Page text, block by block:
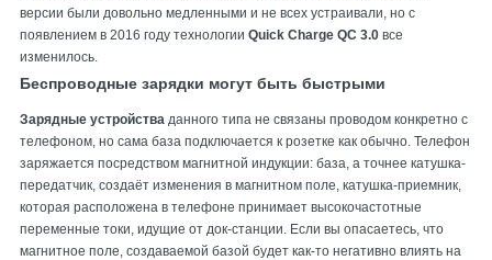
версии были довольно медленными и не всех устраивали, но с
появлением в 2016 году технологии Quick Charge QC 3.0 все
изменилось.
Беспроводные зарядки могут быть быстрыми
Зарядные устройства данного типа не связаны проводом конкретно с
телефоном, но сама база подключается к розетке как обычно. Телефон
заряжается посредством магнитной индукции: база, а точнее катушка-
передатчик, создаёт изменения в магнитном поле, катушка-приемник,
которая расположена в телефоне принимает высокочастотные
переменные токи, идущие от док-станции. Если вы опасаетесь, что
магнитное поле, создаваемой базой будет как-то негативно влиять на